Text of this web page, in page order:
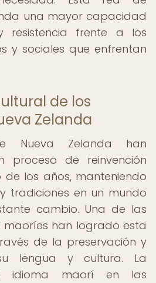
una mayor capacidad
resistencia frente a los
y sociales que enfrentan
de los
Zelanda
Nueva Zelanda han
proceso de reinvención
los años, manteniendo
tradiciones en un mundo
cambio. Una de las
maoríes han logrado esta
de la preservación y
lengua y cultura. La
idioma maorí en las